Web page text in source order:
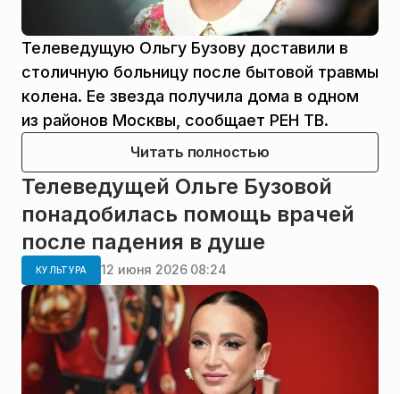
Телеведущую Ольгу Бузову доставили в
столичную больницу после бытовой травмы
колена. Ее звезда получила дома в одном
из районов Москвы, сообщает РЕН ТВ.
Читать полностью
Телеведущей Ольге Бузовой
понадобилась помощь врачей
после падения в душе
КУЛЬТУРА 12 июня 2026 08:24